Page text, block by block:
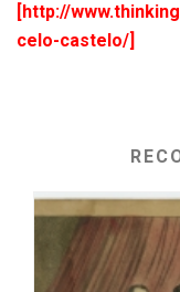
[http://
celo-castelo/]